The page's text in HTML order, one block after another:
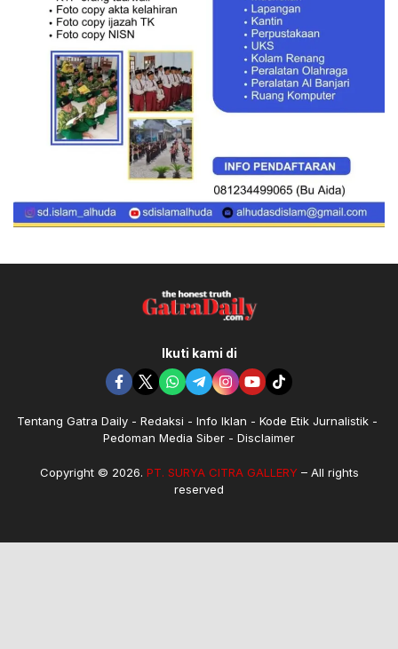
Ikuti kami di
Tentang Gatra Daily Redaksi Info Iklan
Kode Etik Jurnalistik
Pedoman Media Siber
Disclaimer
Copyright © 2026. PT. SURYA CITRA GALLERY– All rights
reserved